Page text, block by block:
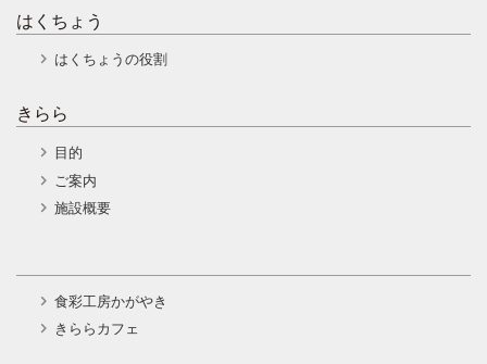
はくちょう
はくちょうの役割
きらら
目的
ご案内
施設概要
食彩工房かがやき
きららカフェ